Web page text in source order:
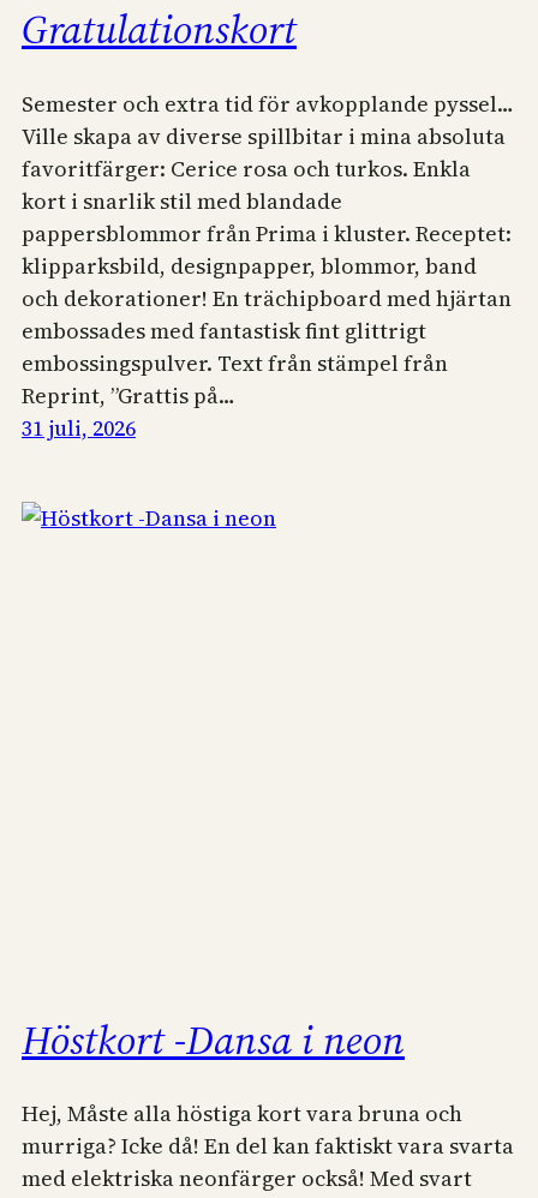
Gratulationskort
Semester och extra tid för avkopplande pyssel…
Ville skapa av diverse spillbitar i mina absoluta
favoritfärger: Cerice rosa och turkos. Enkla
kort i snarlik stil med blandade
pappersblommor från Prima i kluster. Receptet:
klipparksbild, designpapper, blommor, band
och dekorationer! En trächipboard med hjärtan
embossades med fantastisk fint glittrigt
embossingspulver. Text från stämpel från
Reprint, ”Grattis på…
31 juli, 2026
Höstkort -Dansa i neon
Hej, Måste alla höstiga kort vara bruna och
murriga? Icke då! En del kan faktiskt vara svarta
med elektriska neonfärger också! Med svart